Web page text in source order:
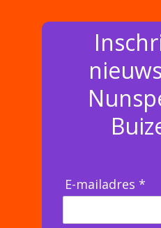
E-mailadres *